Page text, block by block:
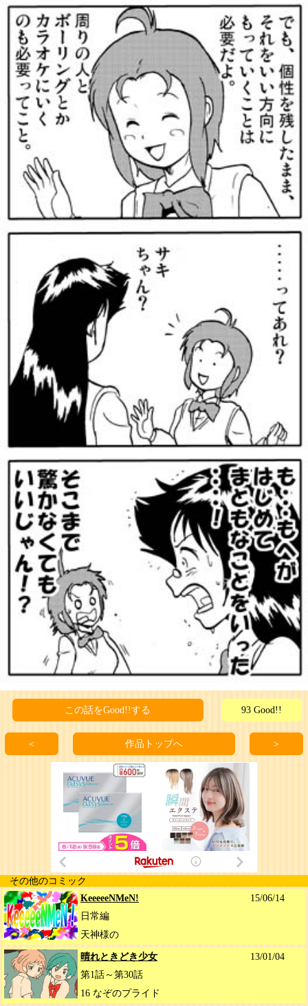
この話をGood!!する 93 Good!!
＜ 作品トップへ ＞
その他のコミック
KeeeeeNMeN!
15/06/14
日常編
天神様の
晴れときどき少女
13/01/04
第1話～第30話
16 なぞのプライド